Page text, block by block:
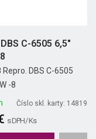
C-6505 6,5"
Repro. DBS C-6505
-8
Číslo skl. karty: 14819
s DPH/ Ks